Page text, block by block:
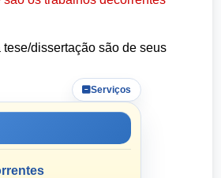
tese/dissertação são de seus
Serviços